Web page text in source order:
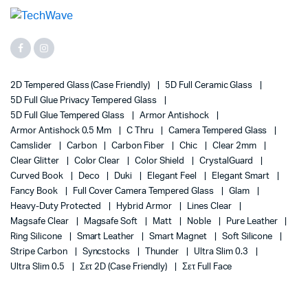
2D Tempered Glass (case Friendly)
5D Full Ceramic Glass
5D Full Glue Privacy Tempered Glass
5D Full Glue Tempered Glass
Armor Antishock
Armor Antishock 0.5 Mm
C Thru
Camera Tempered Glass
Camslider
Carbon Carbon Fiber Chic
Clear 2mm
Clear Glitter
Color Clear Color Shield
CrystalGuard
Curved Book
Deco Duki Elegant Feel
Elegant Smart
Fancy Book
Full Cover Camera Tempered Glass
Glam
Heavy-Duty Protected
Hybrid Armor
Lines Clear
Magsafe Clear
Magsafe Soft Matt Noble
Pure Leather
Ring Silicone
Smart Leather Smart Magnet
Soft Silicone
Stripe Carbon
Syncstocks Thunder
Ultra Slim 0.3
Ultra Slim 0.5
Σετ 2D (case Friendly) Σετ Full Face